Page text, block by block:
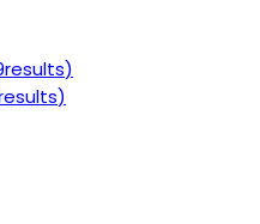
results)
)